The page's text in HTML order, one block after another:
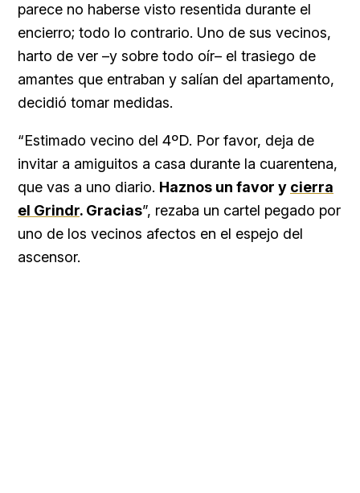
parece no haberse visto resentida durante el
encierro; todo lo contrario. Uno de sus vecinos,
harto de ver –y sobre todo oír– el trasiego de
amantes que entraban y salían del apartamento,
decidió tomar medidas.
“Estimado vecino del 4ºD. Por favor, deja de
invitar a amiguitos a casa durante la cuarentena,
que vas a uno diario. Haznos un favor y cierra
el Grindr. Gracias”, rezaba un cartel pegado por
uno de los vecinos afectos en el espejo del
ascensor.